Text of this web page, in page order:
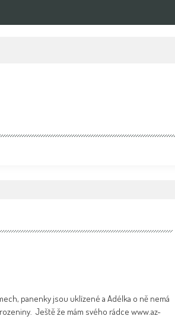
Kde vydat Tiskovou zprávu? Na portále eKompetence
panenky jsou uklízené a Adélka o ně nemá
Ještě že mám svého rádce www.az-